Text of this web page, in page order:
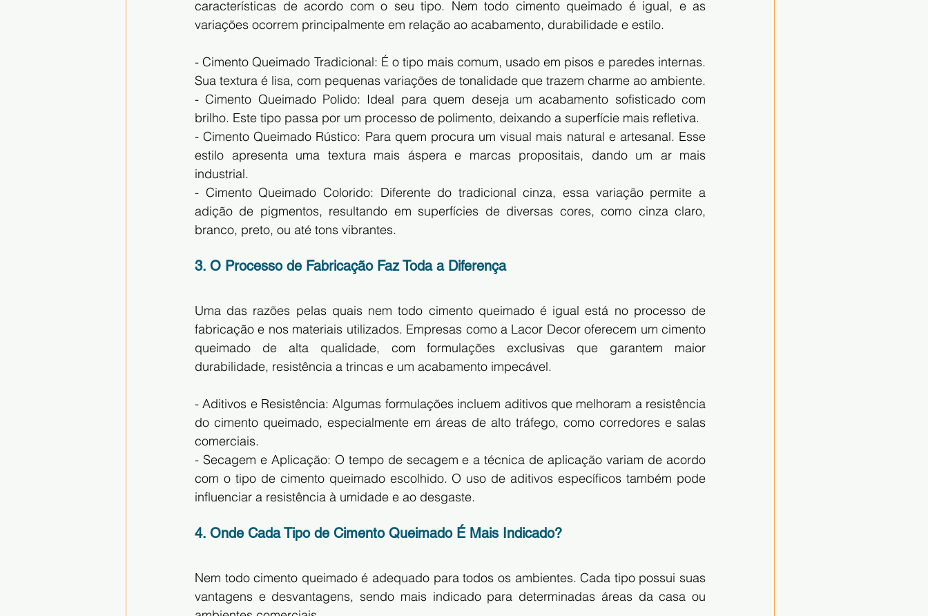
características de acordo com o seu tipo. Nem todo cimento queimado é igual, e as
variações ocorrem principalmente em relação ao acabamento, durabilidade e estilo.
- Cimento Queimado Tradicional: É o tipo mais comum, usado em pisos e paredes internas.
Sua textura é lisa, com pequenas variações de tonalidade que trazem charme ao ambiente.
- Cimento Queimado Polido: Ideal para quem deseja um acabamento sofisticado com
brilho. Este tipo passa por um processo de polimento, deixando a superfície mais refletiva.
- Cimento Queimado Rústico: Para quem procura um visual mais natural e artesanal. Esse
estilo apresenta uma textura mais áspera e marcas propositais, dando um ar mais
industrial.
- Cimento Queimado Colorido: Diferente do tradicional cinza, essa variação permite a
adição de pigmentos, resultando em superfícies de diversas cores, como cinza claro,
branco, preto, ou até tons vibrantes.
3. O Processo de Fabricação Faz Toda a Diferença
Uma das razões pelas quais nem todo cimento queimado é igual está no processo de
fabricação e nos materiais utilizados. Empresas como a Lacor Decor oferecem um cimento
queimado de alta qualidade, com formulações exclusivas que garantem maior
durabilidade, resistência a trincas e um acabamento impecável.
- Aditivos e Resistência: Algumas formulações incluem aditivos que melhoram a resistência
do cimento queimado, especialmente em áreas de alto tráfego, como corredores e salas
comerciais.
- Secagem e Aplicação: O tempo de secagem e a técnica de aplicação variam de acordo
com o tipo de cimento queimado escolhido. O uso de aditivos específicos também pode
influenciar a resistência à umidade e ao desgaste.
4. Onde Cada Tipo de Cimento Queimado É Mais Indicado?
Nem todo cimento queimado é adequado para todos os ambientes. Cada tipo possui suas
vantagens e desvantagens, sendo mais indicado para determinadas áreas da casa ou